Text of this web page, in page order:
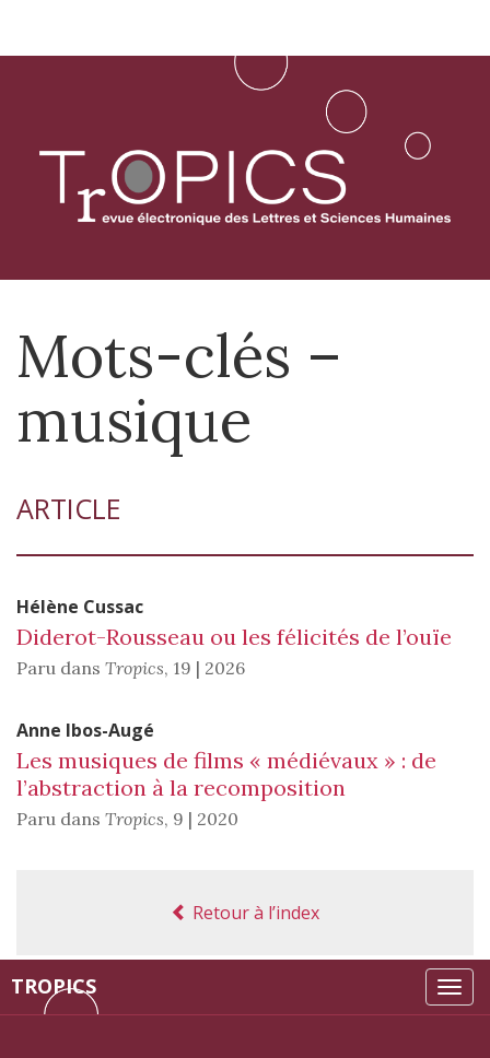
Aller
TROPICS
Mots-clés –
musique
ARTICLE
Hélène Cussac
Diderot-Rousseau ou les félicités de l’ouïe
Paru dans Tropics, 19 | 2026
Anne Ibos-Augé
Les musiques de films « médiévaux » : de
l’abstraction à la recomposition
Paru dans Tropics, 9 | 2020
Retour à l’index